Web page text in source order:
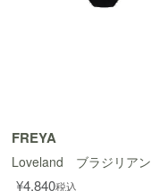
FREYA
Loveland ブラジリアン
¥4,840税込